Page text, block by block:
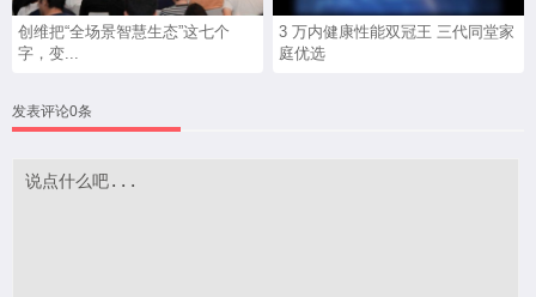
创维把“全场景智慧生态”这七个
字，变...
3 万内健康性能双冠王 三代同堂家
庭优选
发表评论0条